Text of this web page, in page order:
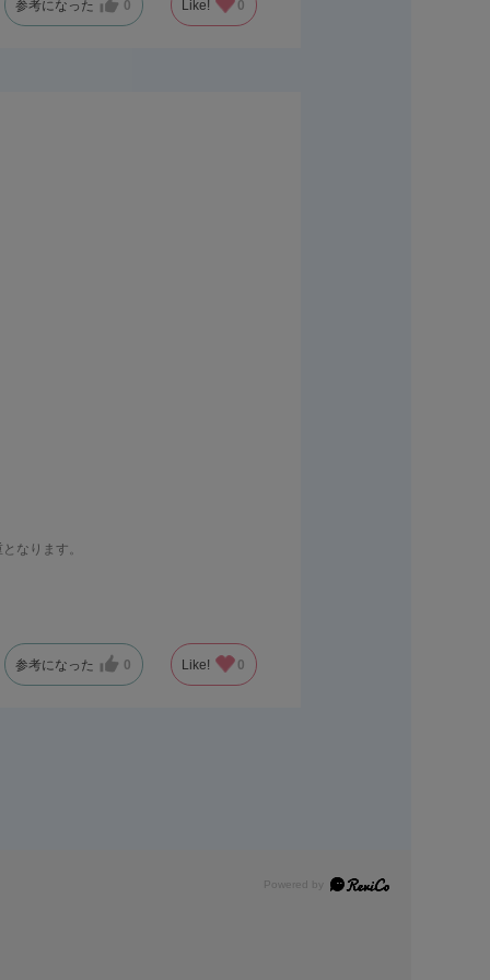
参考になった 0 Like! 0
なります。
参考になった 0 Like! 0
Powered by